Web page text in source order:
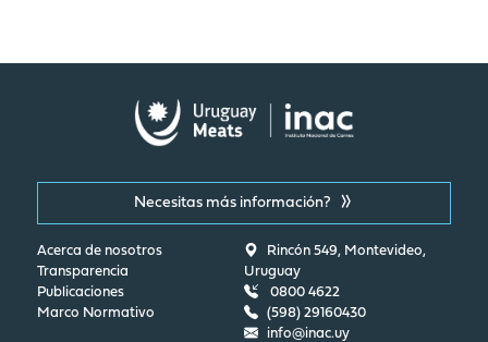
Necesitas más información?
Acerca de nosotros
Transparencia
Publicaciones
Marco Normativo
Rincón 549, Montevideo,
Uruguay
0800 4622
(598) 29160430
info@inac.uy